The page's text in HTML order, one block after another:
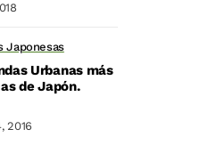
Japonesas
Urbanas más
de Japón.
2016